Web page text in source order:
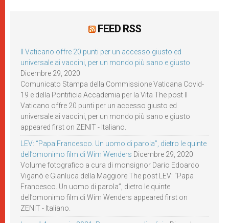
FEED RSS
Il Vaticano offre 20 punti per un accesso giusto ed
universale ai vaccini, per un mondo più sano e giusto
Dicembre 29, 2020
Comunicato Stampa della Commissione Vaticana Covid-
19 e della Pontificia Accademia per la Vita The post Il
Vaticano offre 20 punti per un accesso giusto ed
universale ai vaccini, per un mondo più sano e giusto
appeared first on ZENIT - Italiano.
LEV: “Papa Francesco. Un uomo di parola”, dietro le quinte
dell’omonimo film di Wim Wenders Dicembre 29, 2020
Volume fotografico a cura di monsignor Dario Edoardo
Viganò e Gianluca della Maggiore The post LEV: “Papa
Francesco. Un uomo di parola”, dietro le quinte
dell’omonimo film di Wim Wenders appeared first on
ZENIT - Italiano.